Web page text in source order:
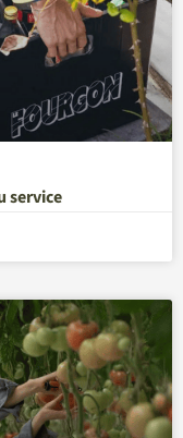
service